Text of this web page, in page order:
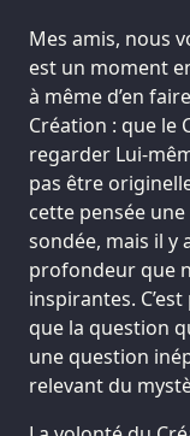
Mes amis, nous
est un moment
à même d’en
Création : que le
regarder Lui-
pas être
cette pensée
sondée, mais il y
profondeur que
inspirantes.
que la question
une question
relevant du